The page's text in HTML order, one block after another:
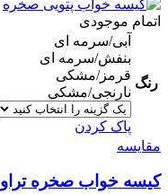
اتمام موجودی
رنگ
آبی/سرمه ای
بنفش/سرمه ای
قرمز/مشکی
نارنجی/مشکی
پاک کردن
مقایسه
کیسه خواب صخره تراول 150